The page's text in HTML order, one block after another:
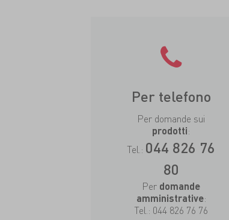
Per telefono
Per domande sui
prodotti:
Tel.: 044 826 76
80
Per domande
amministrative:
Tel.: 044 826 76 76